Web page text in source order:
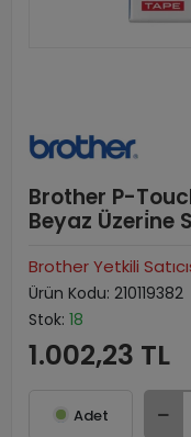
Brother P-
Beyaz Üzeri̇ne
Brother Yetkili
Ürün Kodu: 210119382
Stok: 18
1.002,23 TL
Adet